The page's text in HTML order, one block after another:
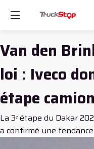
Van den
loi : Iveco
étape
La 3ᵉ étape du Dakar
a confirmé une